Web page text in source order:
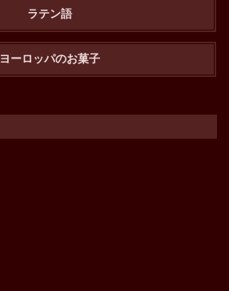
ラテン語
ヨーロッパのお菓子